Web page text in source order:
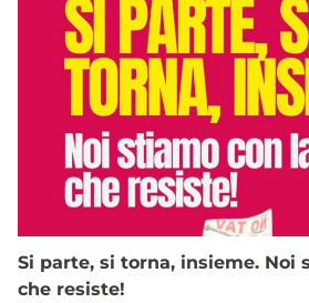
Si parte, si torna, insieme. Noi
che resiste!